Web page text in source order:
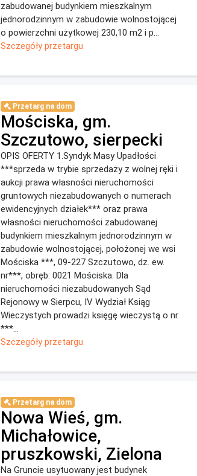
zabudowanej budynkiem mieszkalnym
jednorodzinnym w zabudowie wolnostojącej
o powierzchni użytkowej 230,10 m2 i p...
Szczegóły przetargu
Przetarg na dom
Mościska, gm.
Szczutowo, sierpecki
OPIS OFERTY 1.Syndyk Masy Upadłości
***sprzeda w trybie sprzedaży z wolnej ręki i
aukcji prawa własności nieruchomości
gruntowych niezabudowanych o numerach
ewidencyjnych działek*** oraz prawa
własności nieruchomości zabudowanej
budynkiem mieszkalnym jednorodzinnym w
zabudowie wolnostojącej, położonej we wsi
Mościska ***, 09-227 Szczutowo, dz. ew.
nr***, obręb: 0021 Mościska. Dla
nieruchomości niezabudowanych Sąd
Rejonowy w Sierpcu, IV Wydział Ksiąg
Wieczystych prowadzi księgę wieczystą o nr
***...
Szczegóły przetargu
Przetarg na dom
Nowa Wieś, gm.
Michałowice,
pruszkowski, Zielona
Na Gruncie usytuowany jest budynek